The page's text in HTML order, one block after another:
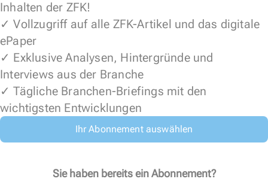
Inhalten der ZFK!
✓ Vollzugriff auf alle ZFK-Artikel und das digitale
ePaper
✓ Exklusive Analysen, Hintergründe und
Interviews aus der Branche
✓ Tägliche Branchen-Briefings mit den
wichtigsten Entwicklungen
Ihr Abonnement auswählen
Sie haben bereits ein Abonnement?